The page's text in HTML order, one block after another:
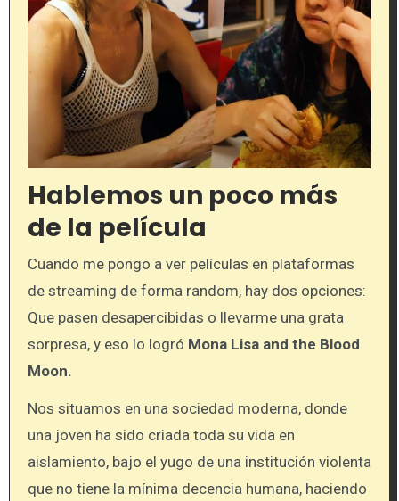
Hablemos un poco más
de la película
Cuando me pongo a ver películas en plataformas
de streaming de forma random, hay dos opciones:
Que pasen desapercibidas o llevarme una grata
sorpresa, y eso lo logró Mona Lisa and the Blood
Moon.
Nos situamos en una sociedad moderna, donde
una joven ha sido criada toda su vida en
aislamiento, bajo el yugo de una institución violenta
que no tiene la mínima decencia humana, haciendo